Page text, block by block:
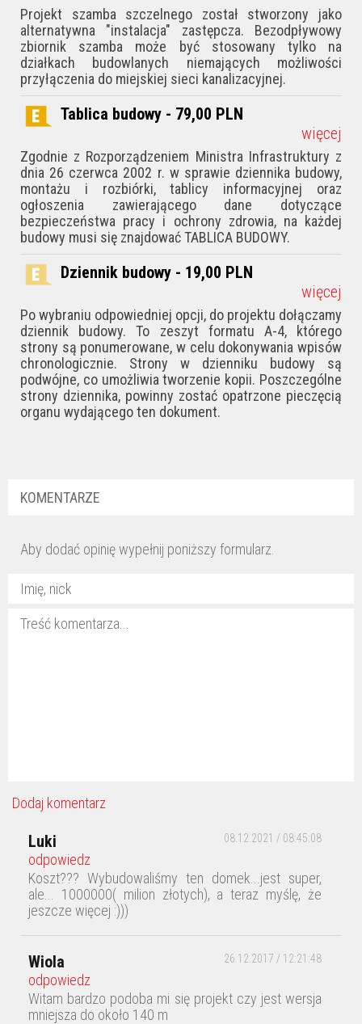
Projekt szamba szczelnego został stworzony jako
alternatywna "instalacja" zastępcza. Bezodpływowy
zbiornik szamba może być stosowany tylko na
działkach budowlanych niemających możliwości
przyłączenia do miejskiej sieci kanalizacyjnej.
Tablica budowy - 79,00 PLN
więcej
Zgodnie z Rozporządzeniem Ministra Infrastruktury z
dnia 26 czerwca 2002 r. w sprawie dziennika budowy,
montażu i rozbiórki, tablicy informacyjnej oraz
ogłoszenia zawierającego dane dotyczące
bezpieczeństwa pracy i ochrony zdrowia, na każdej
budowy musi się znajdować TABLICA BUDOWY.
Dziennik budowy - 19,00 PLN
więcej
Po wybraniu odpowiedniej opcji, do projektu dołączamy
dziennik budowy. To zeszyt formatu A-4, którego
strony są ponumerowane, w celu dokonywania wpisów
chronologicznie. Strony w dzienniku budowy są
podwójne, co umożliwia tworzenie kopii. Poszczególne
strony dziennika, powinny zostać opatrzone pieczęcią
organu wydającego ten dokument.
KOMENTARZE
Aby dodać opinię wypełnij poniższy formularz.
Dodaj komentarz
Luki 08.12.2021 / 08:45:08
odpowiedz
Koszt??? Wybudowaliśmy ten domek...jest super,
ale... 1000000( milion złotych), a teraz myślę, że
jeszcze więcej :)))
Wiola 26.12.2017 / 12:21:48
odpowiedz
Witam bardzo podoba mi się projekt czy jest wersja
mniejsza do około 140 m